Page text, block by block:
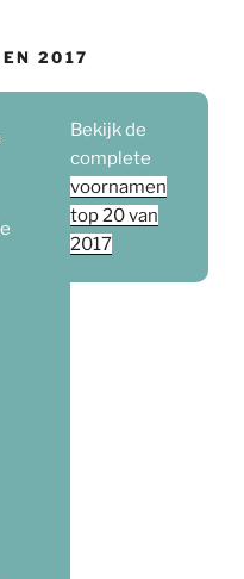
2017
Bekijk de
complete
voornamen
top 20 van
2017